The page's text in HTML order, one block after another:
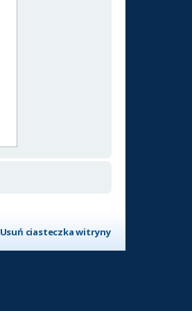
Usuń ciasteczka witryny